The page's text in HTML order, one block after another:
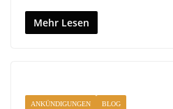
Mehr Lesen
ANKÜNDIGUNGEN BLOG